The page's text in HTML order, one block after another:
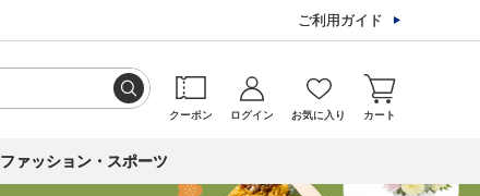
ご利用ガイド
クーポン ログイン お気に入り カート
ファッション・スポーツ